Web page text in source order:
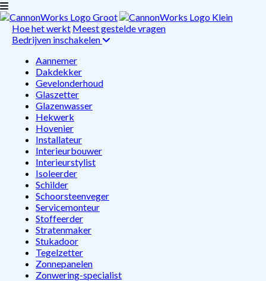
Hoe het werkt Meest gestelde vragen
Bedrijven inschakelen
Aannemer
Dakdekker
Gevelonderhoud
Glaszetter
Glazenwasser
Hekwerk
Hovenier
Installateur
Interieurbouwer
Interieurstylist
Isoleerder
Schilder
Schoorsteenveger
Servicemonteur
Stoffeerder
Stratenmaker
Stukadoor
Tegelzetter
Zonnepanelen
Zonwering-specialist